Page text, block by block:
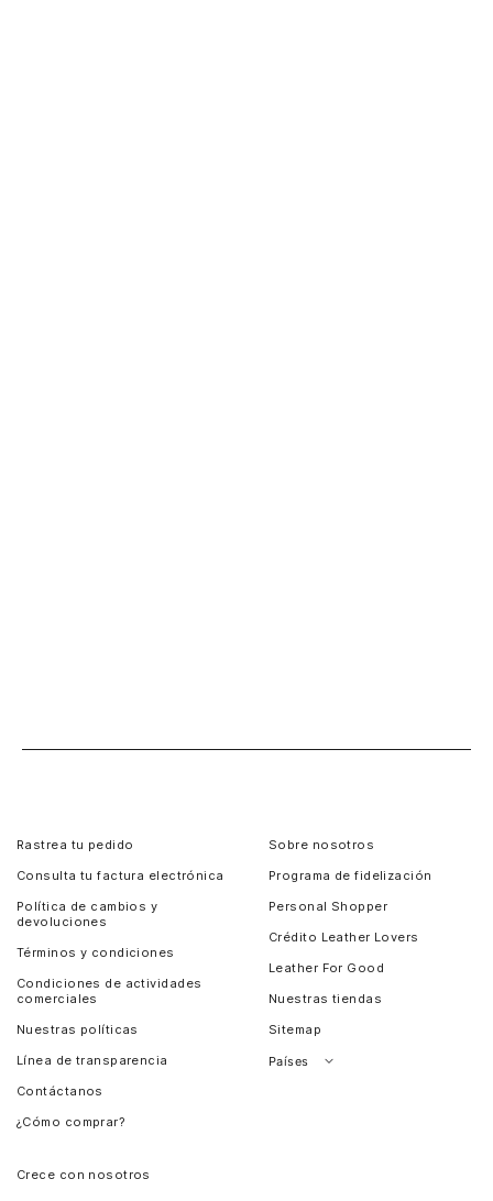
Rastrea tu pedido
Consulta tu factura electrónica
Política de cambios y
devoluciones
Términos y condiciones
Condiciones de actividades
comerciales
Nuestras políticas
Línea de transparencia
Contáctanos
¿Cómo comprar?
Sobre nosotros
Programa de fidelización
Personal Shopper
Crédito Leather Lovers
Leather For Good
Nuestras tiendas
Sitemap
Países
Crece con nosotros